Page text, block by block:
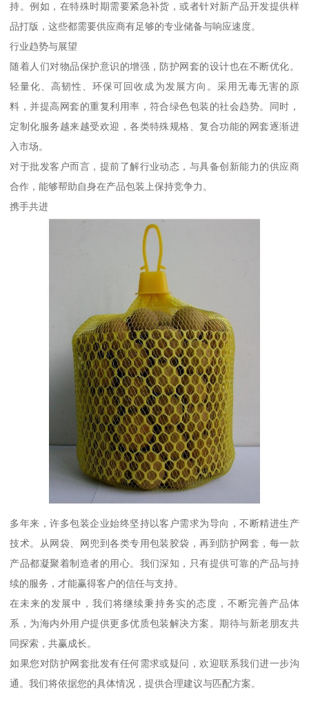
持。例如，在特殊时期需要紧急补货，或者针对新产品开发提供样
品打版，这些都需要供应商有足够的专业储备与响应速度。
行业趋势与展望
随着人们对物品保护意识的增强，防护网套的设计也在不断优化。
轻量化、高韧性、环保可回收成为发展方向。采用无毒无害的原
料，并提高网套的重复利用率，符合绿色包装的社会趋势。同时，
定制化服务越来越受欢迎，各类特殊规格、复合功能的网套逐渐进
入市场。
对于批发客户而言，提前了解行业动态，与具备创新能力的供应商
合作，能够帮助自身在产品包装上保持竞争力。
携手共进
多年来，许多包装企业始终坚持以客户需求为导向，不断精进生产
技术。从网袋、网兜到各类专用包装胶袋，再到防护网套，每一款
产品都凝聚着制造者的用心。我们深知，只有提供可靠的产品与持
续的服务，才能赢得客户的信任与支持。
在未来的发展中，我们将继续秉持务实的态度，不断完善产品体
系，为海内外用户提供更多优质包装解决方案。期待与新老朋友共
同探索，共赢成长。
如果您对防护网套批发有任何需求或疑问，欢迎联系我们进一步沟
通。我们将依据您的具体情况，提供合理建议与匹配方案。